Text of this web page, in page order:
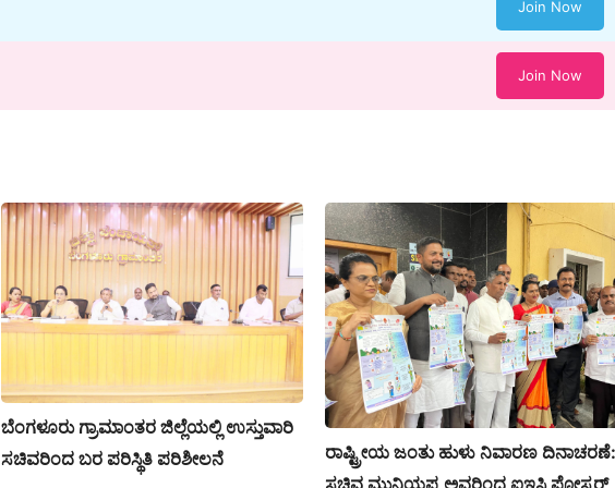
Join Now
Join Now
ಬೆಂಗಳೂರು ಗ್ರಾಮಾಂತರ ಜಿಲ್ಲೆಯಲ್ಲಿ ಉಸ್ತುವಾರಿ
ಸಚಿವರಿಂದ ಬರ ಪರಿಸ್ಥಿತಿ ಪರಿಶೀಲನೆ
ರಾಷ್ಟ್ರೀಯ ಜಂತು ಹುಳು ನಿವಾರಣ ದಿನಾಚರಣೆ: